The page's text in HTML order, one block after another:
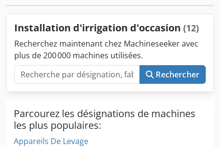
Installation d'irrigation d'occasion (12)
Recherchez maintenant chez Machineseeker avec
plus de 200 000 machines utilisées.
Rechercher
Parcourez les désignations de machines
les plus populaires:
Appareils De Levage